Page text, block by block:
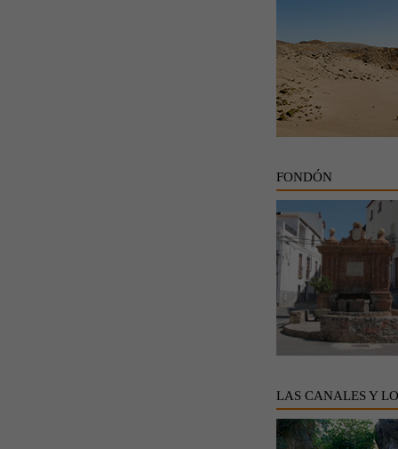
FONDÓN
LAS CANALES Y